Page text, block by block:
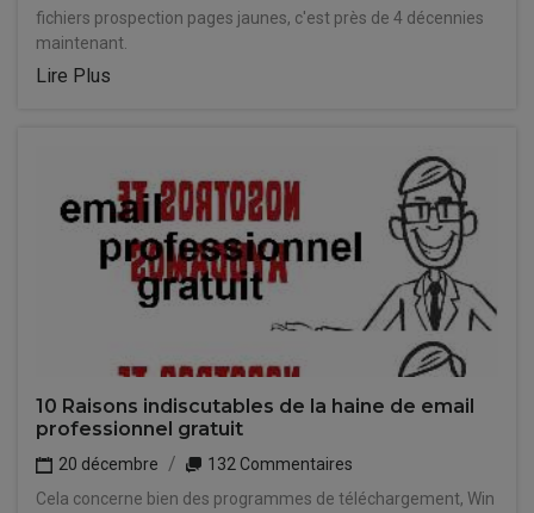
fichiers prospection pages jaunes, c'est près de 4 décennies
maintenant.
Lire Plus
10 Raisons indiscutables de la haine de email
professionnel gratuit
20 décembre
132 Commentaires
Cela concerne bien des programmes de téléchargement, Win